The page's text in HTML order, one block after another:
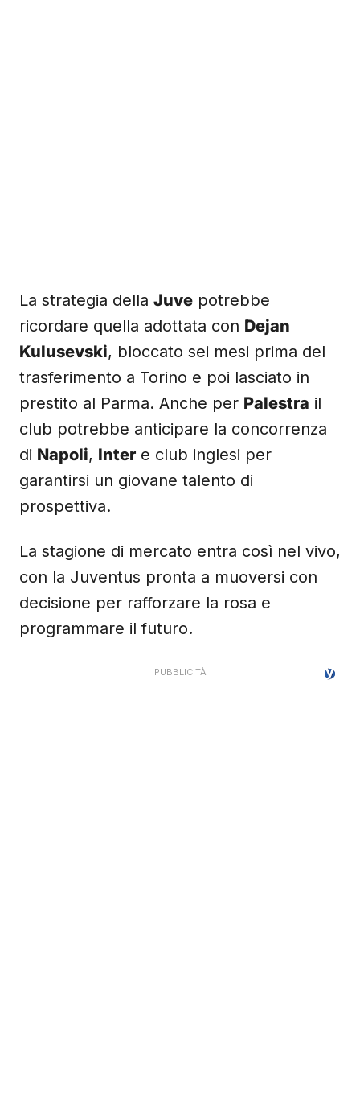
La strategia della Juve potrebbe
ricordare quella adottata con Dejan
Kulusevski, bloccato sei mesi prima del
trasferimento a Torino e poi lasciato in
prestito al Parma. Anche per Palestra il
club potrebbe anticipare la concorrenza
di Napoli, Inter e club inglesi per
garantirsi un giovane talento di
prospettiva.
La stagione di mercato entra così nel vivo,
con la Juventus pronta a muoversi con
decisione per rafforzare la rosa e
programmare il futuro.